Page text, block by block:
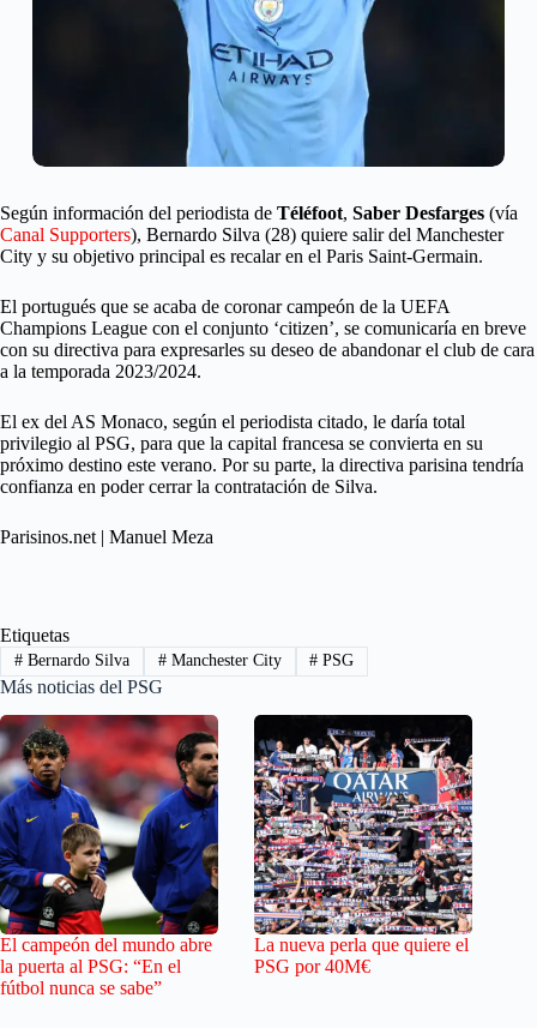
Según información del periodista de Téléfoot, Saber Desfarges (vía
Canal Supporters), Bernardo Silva (28) quiere salir del Manchester
City y su objetivo principal es recalar en el Paris Saint-Germain.
El portugués que se acaba de coronar campeón de la UEFA
Champions League con el conjunto ‘citizen’, se comunicaría en breve
con su directiva para expresarles su deseo de abandonar el club de cara
a la temporada 2023/2024.
El ex del AS Monaco, según el periodista citado, le daría total
privilegio al PSG, para que la capital francesa se convierta en su
próximo destino este verano. Por su parte, la directiva parisina tendría
confianza en poder cerrar la contratación de Silva.
Parisinos.net | Manuel Meza
Etiquetas
#Bernardo Silva #Manchester City # PSG
Más noticias del PSG
El campeón del mundo abre
la puerta al PSG: “En el
fútbol nunca se sabe”
La nueva perla que quiere el
PSG por 40M€